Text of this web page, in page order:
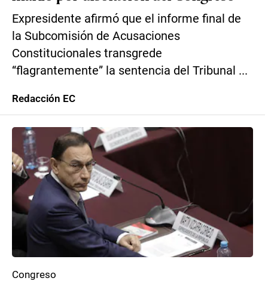
Expresidente afirmó que el informe final de
la Subcomisión de Acusaciones
Constitucionales transgrede
“flagrantemente” la sentencia del Tribunal ...
Redacción EC
Congreso